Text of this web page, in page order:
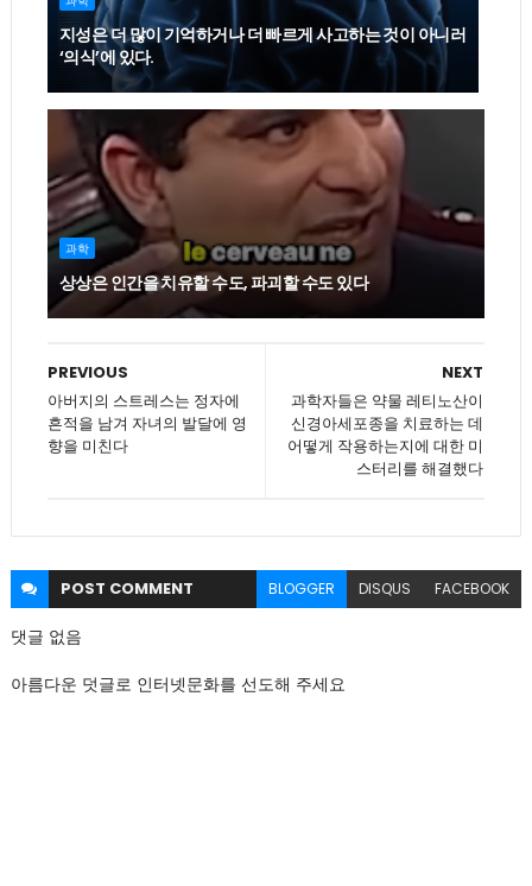
지성은 더 많이 기억하거나 더 빠르게 사고하는 것이 아니러
‘의식’에 있다.
과학
상상은 인간을 치유할 수도, 파괴할 수도 있다
NEXT
과학자들은 약물 레티노산이
신경아세포종을 치료하는 데
어떻게 작용하는지에 대한 미
스터리를 해결했다
PREVIOUS
아버지의 스트레스는 정자에
흔적을 남겨 자녀의 발달에 영
향을 미친다
POST COMMENT BLOGGER DISQUS FACEBOOK
댓글 없음
아름다운 덧글로 인터넷문화를 선도해 주세요